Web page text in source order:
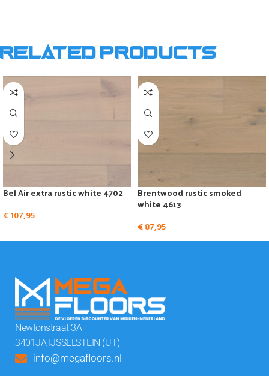
Related products
Bel Air extra rustic white 4702
€107,95
Brentwood rustic smoked
white 4613
€87,95
Newtonstraat 3A
3401JA IJSSELSTEIN (UT)
info@megafloors.nl